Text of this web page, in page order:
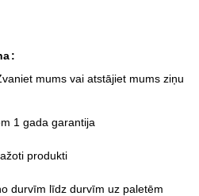
mums vai atstājiet mums ziņu
1 gada garantija
produkti
durvīm līdz durvīm uz paletēm